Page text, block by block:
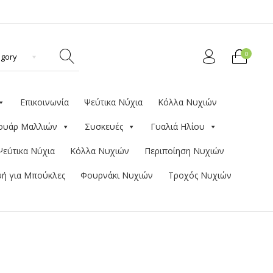
0
Επικοινωνία Ψεύτικα Νύχια Κόλλα Νυχιών
Μαλλιών Συσκευές Γυαλιά Ηλίου
Νύχια Κόλλα Νυχιών Περιποίηση Νυχιών
για Μπούκλες Φουρνάκι Νυχιών Τροχός Νυχιών